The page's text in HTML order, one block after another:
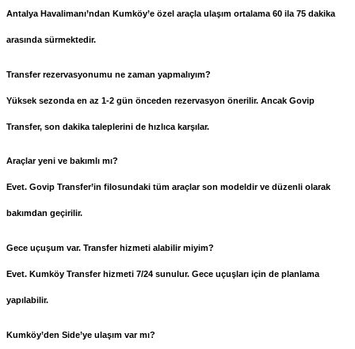
Antalya Havalimanı’ndan Kumköy’e özel araçla ulaşım ortalama 60 ila 75 dakika
arasında sürmektedir.
Transfer rezervasyonumu ne zaman yapmalıyım?
Yüksek sezonda en az 1-2 gün önceden rezervasyon önerilir. Ancak Govip
Transfer, son dakika taleplerini de hızlıca karşılar.
Araçlar yeni ve bakımlı mı?
Evet. Govip Transfer’in filosundaki tüm araçlar son modeldir ve düzenli olarak
bakımdan geçirilir.
Gece uçuşum var. Transfer hizmeti alabilir miyim?
Evet. Kumköy Transferhizmeti 7/24 sunulur. Gece uçuşları için de planlama
yapılabilir.
Kumköy’den Side’ye ulaşım var mı?